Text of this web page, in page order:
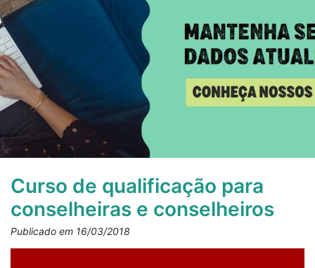
Curso de qualificação para
conselheiras e conselheiros
Publicado em 16/03/2018